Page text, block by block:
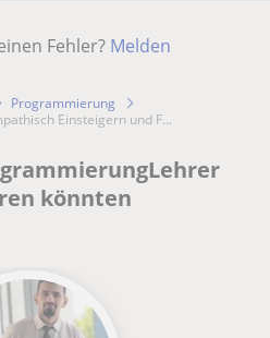
Fehler? Melden
Programmierung
Einsteigern und F...
könnten